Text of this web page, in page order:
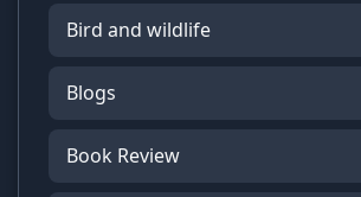
Bird and wildlife
Blogs
Book Review